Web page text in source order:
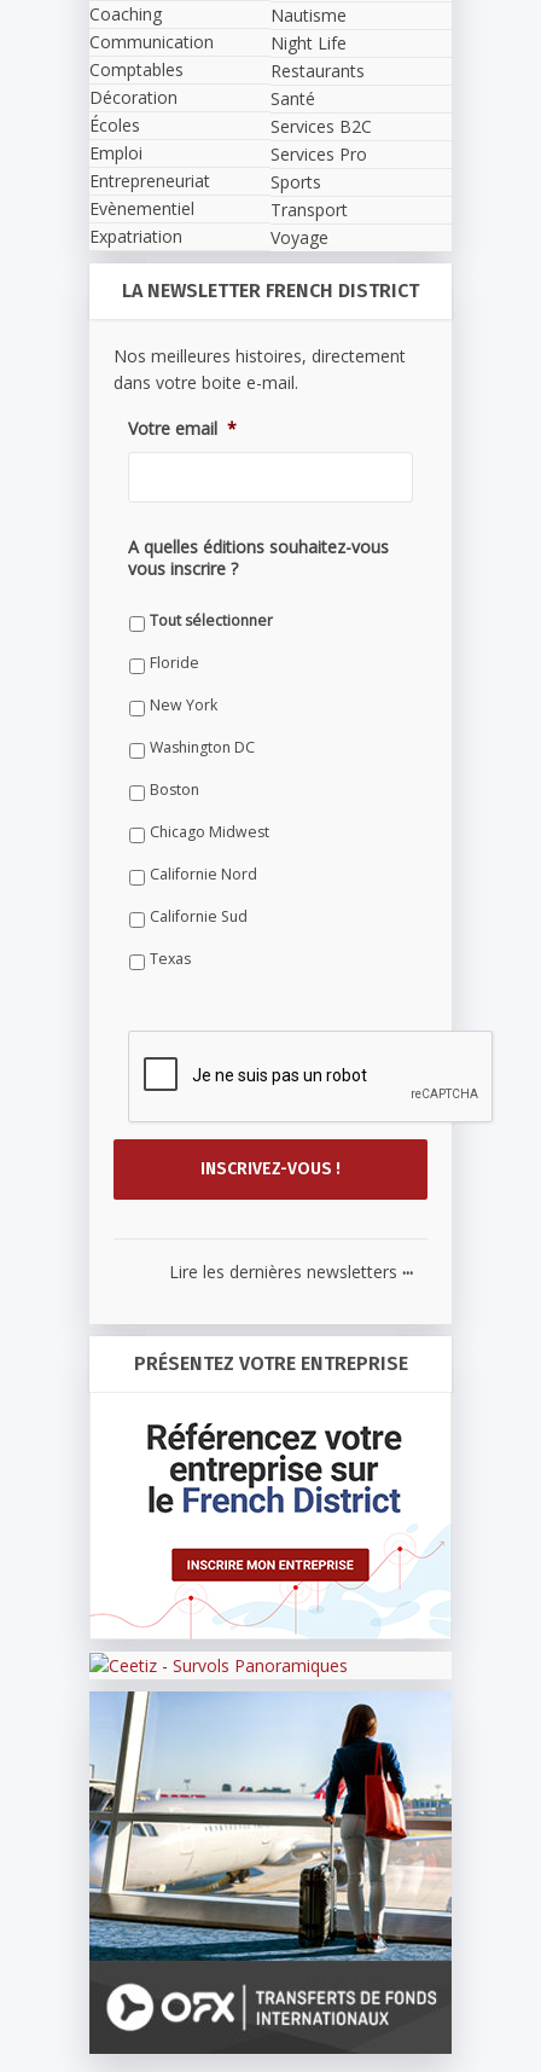
Coaching
Communication
Comptables
Décoration
Écoles
Emploi
Entrepreneuriat
Evènementiel
Expatriation
Nautisme
Night Life
Restaurants
Santé
Services B2C
Services Pro
Sports
Transport
Voyage
LA NEWSLETTER FRENCH DISTRICT
Nos meilleures histoires, directement
dans votre boite e-mail.
Votre email *
A quelles éditions souhaitez-vous
vous inscrire ?
Tout sélectionner
Floride
New York
Washington DC
Boston
Chicago Midwest
Californie Nord
Californie Sud
Texas
Lire les dernières newsletters ...
PRÉSENTEZ VOTRE ENTREPRISE